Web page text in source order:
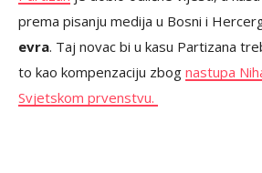
prema pisanju medija u Bosni i
evra. Taj novac bi u kasu Partizana
to kao kompenzaciju zbog nastupa
Svjetskom prvenstvu.